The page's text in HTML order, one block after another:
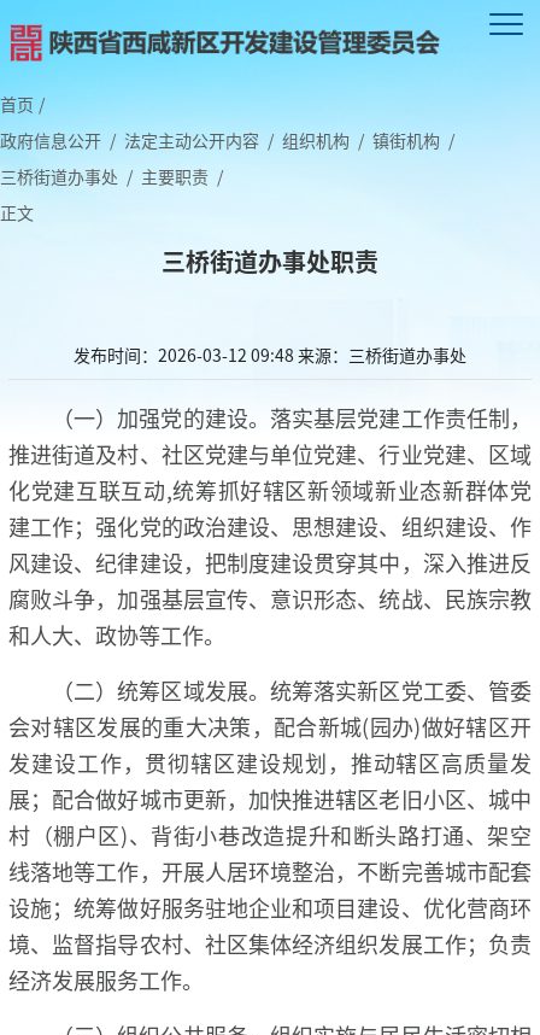
首页 /
政府信息公开 / 法定主动公开内容 / 组织机构 / 镇街机构 /
三桥街道办事处 / 主要职责 /
正文
三桥街道办事处职责
发布时间：2026-03-12 09:48 来源：三桥街道办事处
（一）加强党的建设。落实基层党建工作责任制，
推进街道及村、社区党建与单位党建、行业党建、区域
化党建互联互动,统筹抓好辖区新领域新业态新群体党
建工作；强化党的政治建设、思想建设、组织建设、作
风建设、纪律建设，把制度建设贯穿其中，深入推进反
腐败斗争，加强基层宣传、意识形态、统战、民族宗教
和人大、政协等工作。
（二）统筹区域发展。统筹落实新区党工委、管委
会对辖区发展的重大决策，配合新城(园办)做好辖区开
发建设工作，贯彻辖区建设规划，推动辖区高质量发
展；配合做好城市更新，加快推进辖区老旧小区、城中
村（棚户区)、背街小巷改造提升和断头路打通、架空
线落地等工作，开展人居环境整治，不断完善城市配套
设施；统筹做好服务驻地企业和项目建设、优化营商环
境、监督指导农村、社区集体经济组织发展工作；负责
经济发展服务工作。